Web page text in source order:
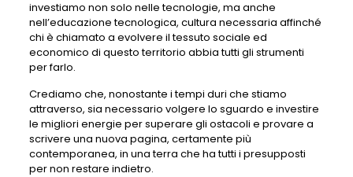
investiamo non solo nelle tecnologie, ma anche
nell’educazione tecnologica, cultura necessaria affinché
chi è chiamato a evolvere il tessuto sociale ed
economico di questo territorio abbia tutti gli strumenti
per farlo.
Crediamo che, nonostante i tempi duri che stiamo
attraverso, sia necessario volgere lo sguardo e investire
le migliori energie per superare gli ostacoli e provare a
scrivere una nuova pagina, certamente più
contemporanea, in una terra che ha tutti i presupposti
per non restare indietro.